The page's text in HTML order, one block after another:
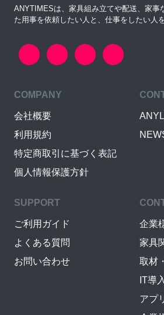
ANYTIMESは、家具組み立てや配送、家事
た用事を依頼したい人と、仕事をしたい人
COMPANY
会社概要
利用規約
特定商取引に基づく表記
個人情報保護方針
SUPPORT
ご利用ガイド
よくある質問
お問い合わせ
企業
家具
取材
IT導
アプ